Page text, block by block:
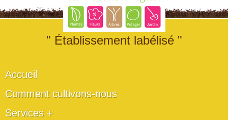
" Établissement labélisé "
Accueil
Comment cultivons-nous
Services +